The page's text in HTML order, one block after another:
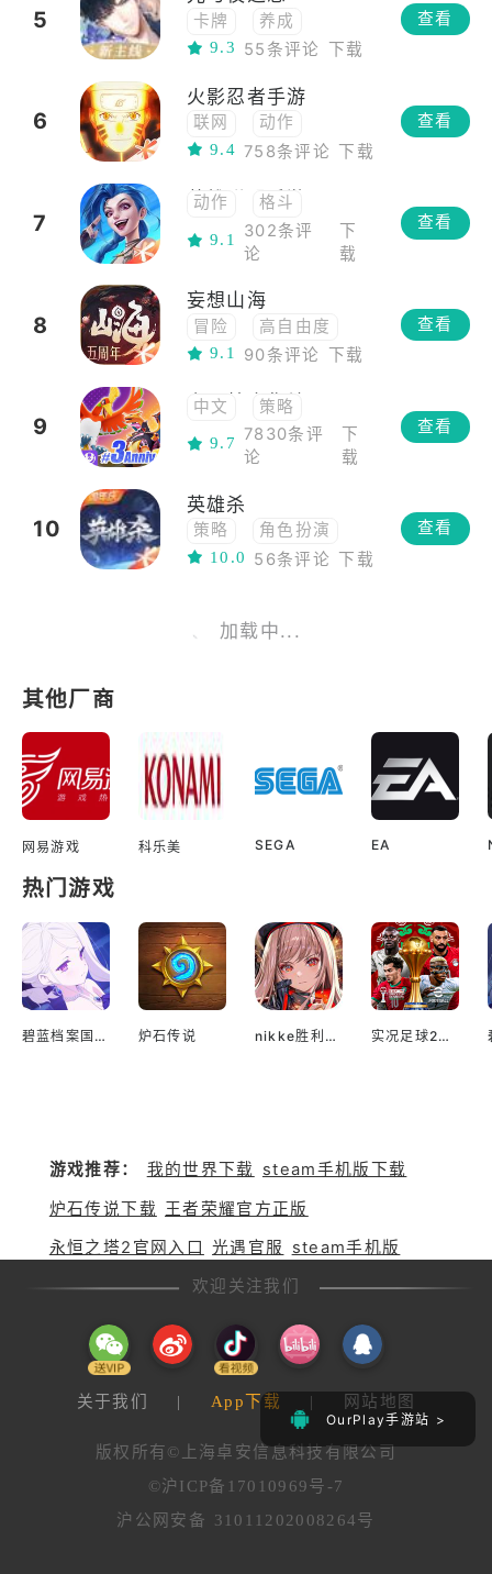
OurPlay手游站 >
5 卡牌
养成
恋爱
视觉小说
9.3 55条评论 下载
查看
6
火影忍者手游
联网
动作
联机
冒险
日系
ACG
多人
卡牌
二次元
竞技
横版
火影忍者
横版格斗
9.4 758条评论 下载
查看
7
英雄联盟手游
动作
格斗
角色扮演
多人
MOBA
5v5
9.1
302条评
论
下
载
查看
8
妄想山海
冒险
高自由度
角色扮演
养成
中国风
9.1 90条评论 下载
查看
9
宝可梦大集结
中文
策略
联机
对战
MOBA
团队合作
5v5
9.7
7830条评
论
下
载
查看
10
英雄杀
策略
角色扮演
卡牌
桌游
10.0 56条评论 下载
查看
加载中...
其他厂商
网易游戏 科乐美 SEGA EA
热门游戏
碧蓝档案国际服 炉石传说 nikke胜利女神国际服 实况足球2022手游
游戏推荐： 我的世界下载 steam手机版下载
炉石传说下载 王者荣耀官方正版
永恒之塔2官网入口
光遇官服
steam手机版
欢迎关注我们
关于我们 | App下载 | 网站地图
版权所有©上海卓安信息科技有限公司
©沪ICP备17010969号-7
沪公网安备 31011202008264号